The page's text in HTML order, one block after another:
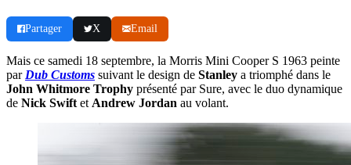
Partager X Email
Mais ce samedi 18 septembre, la Morris Mini Cooper S 1963 peinte
parDub Customs suivant le design de Stanley a triomphé dans le
John Whitmore Trophy présenté par Sure, avec le duo dynamique
de Nick SwiftetAndrew Jordan au volant.